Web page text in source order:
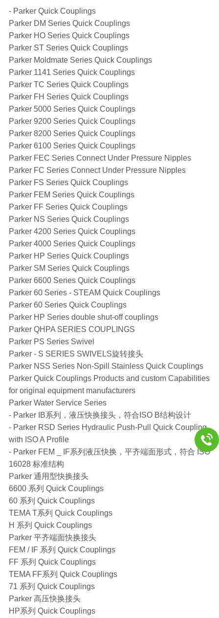
- Parker Quick Couplings
Parker DM Series Quick Couplings
Parker HO Series Quick Couplings
Parker ST Series Quick Couplings
Parker Moldmate Series Quick Couplings
Parker 1141 Series Quick Couplings
Parker TC Series Quick Couplings
Parker FH Series Quick Couplings
Parker 5000 Series Quick Couplings
Parker 9200 Series Quick Couplings
Parker 8200 Series Quick Couplings
Parker 6100 Series Quick Couplings
Parker FEC Series Connect Under Pressure Nipples
Parker FC Series Connect Under Pressure Nipples
Parker FS Series Quick Couplings
Parker FEM Series Quick Couplings
Parker FF Series Quick Couplings
Parker NS Series Quick Couplings
Parker 4200 Series Quick Couplings
Parker 4000 Series Quick Couplings
Parker HP Series Quick Couplings
Parker SM Series Quick Couplings
Parker 6600 Series Quick Couplings
Parker 60 Series - STEAM Quick Couplings
Parker 60 Series Quick Couplings
Parker HP Series double shut-off couplings
Parker QHPA SERIES COUPLINGS
Parker PS Series Swivel
Parker - S SERIES SWIVELS旋转接头
Parker NSS Series Non-Spill Stainless Quick Couplings
Parker Quick Couplings Products and custom Capabilities
for original equipment manufacturers
Parker Water Service Series
- Parker IB系列，液压快换接头，符合ISO B结构设计
- Parker RSD Series Hydraulic Push-Pull Quick Coupling
with ISO A Profile
- Parker FEM _ IF系列液压快换，平齐端面形式，符合 ISO
16028 标准结构
Parker 通用型快换接头
6600 系列 Quick Couplings
60 系列 Quick Couplings
TEMA T系列 Quick Couplings
H 系列 Quick Couplings
Parker 平齐端面快换接头
FEM / IF 系列 Quick Couplings
FF 系列 Quick Couplings
TEMA FF系列 Quick Couplings
71 系列 Quick Couplings
Parker 高压快换接头
HP系列 Quick Couplings